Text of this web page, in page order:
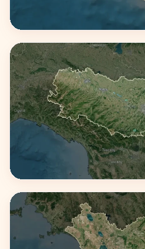
Campania
3 città
Emilia-Romagna
4 città